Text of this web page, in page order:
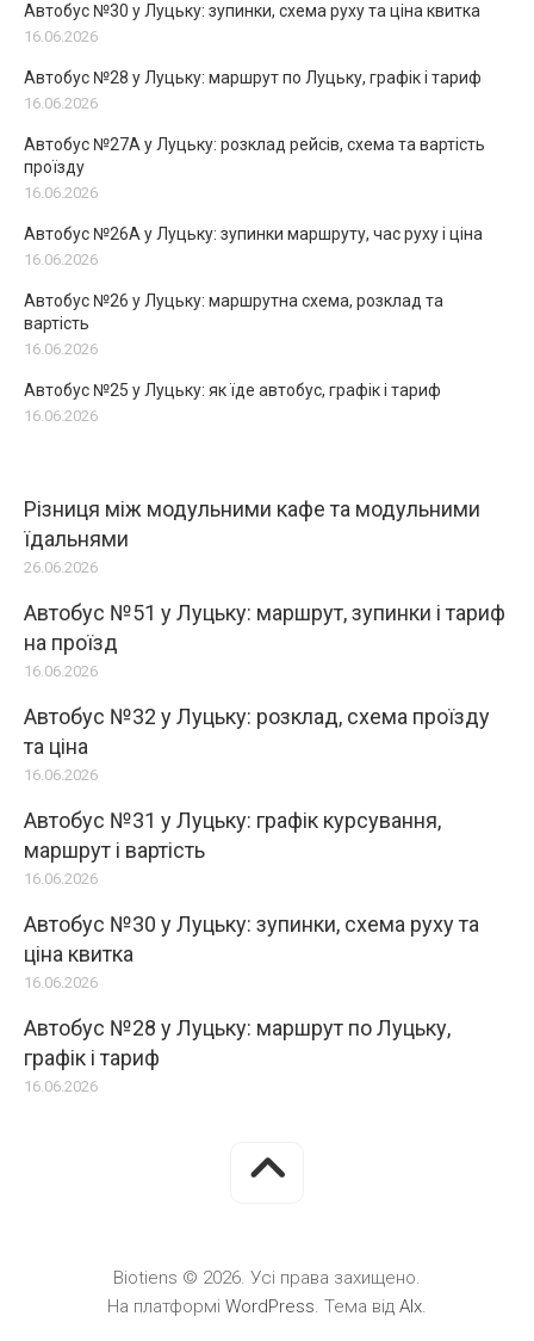
Автобус №30 у Луцьку: зупинки, схема руху та ціна квитка
16.06.2026
Автобус №28 у Луцьку: маршрут по Луцьку, графік і тариф
16.06.2026
Автобус №27А у Луцьку: розклад рейсів, схема та вартість
проїзду
16.06.2026
Автобус №26А у Луцьку: зупинки маршруту, час руху і ціна
16.06.2026
Автобус №26 у Луцьку: маршрутна схема, розклад та
вартість
16.06.2026
Автобус №25 у Луцьку: як їде автобус, графік і тариф
16.06.2026
Різниця між модульними кафе та модульними
їдальнями
26.06.2026
Автобус №51 у Луцьку: маршрут, зупинки і тариф
на проїзд
16.06.2026
Автобус №32 у Луцьку: розклад, схема проїзду
та ціна
16.06.2026
Автобус №31 у Луцьку: графік курсування,
маршрут і вартість
16.06.2026
Автобус №30 у Луцьку: зупинки, схема руху та
ціна квитка
16.06.2026
Автобус №28 у Луцьку: маршрут по Луцьку,
графік і тариф
16.06.2026
Biotiens © 2026. Усі права захищено.
На платформі WordPress. Тема від Alx.